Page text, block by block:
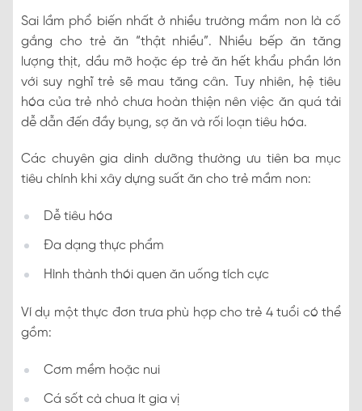
Sai lầm phổ biến nhất ở nhiều trường mầm non là cố
gắng cho trẻ ăn “thật nhiều”. Nhiều bếp ăn tăng
lượng thịt, dầu mỡ hoặc ép trẻ ăn hết khẩu phần lớn
với suy nghĩ trẻ sẽ mau tăng cân. Tuy nhiên, hệ tiêu
hóa của trẻ nhỏ chưa hoàn thiện nên việc ăn quá tải
dễ dẫn đến đầy bụng, sợ ăn và rối loạn tiêu hóa.
Các chuyên gia dinh dưỡng thường ưu tiên ba mục
tiêu chính khi xây dựng suất ăn cho trẻ mầm non:
Dễ tiêu hóa
Đa dạng thực phẩm
Hình thành thói quen ăn uống tích cực
Ví dụ một thực đơn trưa phù hợp cho trẻ 4 tuổi có thể
gồm:
Cơm mềm hoặc nui
Cá sốt cà chua ít gia vị